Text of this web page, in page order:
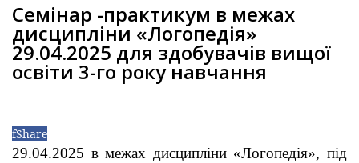
Семінар -практикум в межах
дисципліни «Логопедія»
29.04.2025 для здобувачів вищої
освіти 3-го року навчання
fShare
29.04.2025 в межах дисципліни «Логопедія», під